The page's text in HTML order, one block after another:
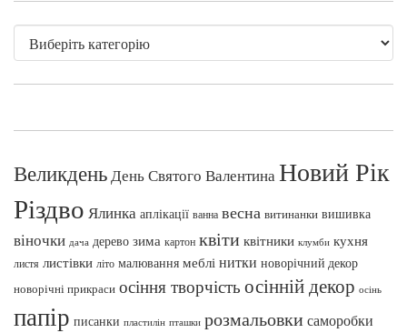
Великдень День Святого Валентина Новий Рік
Різдво Ялинка аплікації ванна весна витинанки вишивка
віночки дача дерево зима картон квіти квітники клумби кухня
листя листівки літо малювання меблі нитки новорічний декор
новорічні прикраси осіння творчість осінній декор осінь
папір писанки пластилін пташки розмальовки саморобки